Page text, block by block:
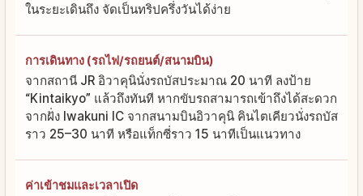
ในระยะเดินถึง จัดเป็นทริปครึ่งวันได้ง่าย
การเดินทาง (รถไฟ/รถยนต์/สนามบิน)
จากสถานี JR อิวาคุนินั่งรถบัสประมาณ 20 นาที ลงป้าย
“Kintaikyo” แล้วถึงทันที หากขับรถสามารถเข้าถึงได้สะดวก
จากฝั่ง Iwakuni IC จากสนามบินอิวาคุนิ คินไตเคียวนั่งรถบัส
ราว 25–30 นาที หรือแท็กซี่ราว 15 นาทีเป็นแนวทาง
ค่าเข้าชมและเวลาเปิด